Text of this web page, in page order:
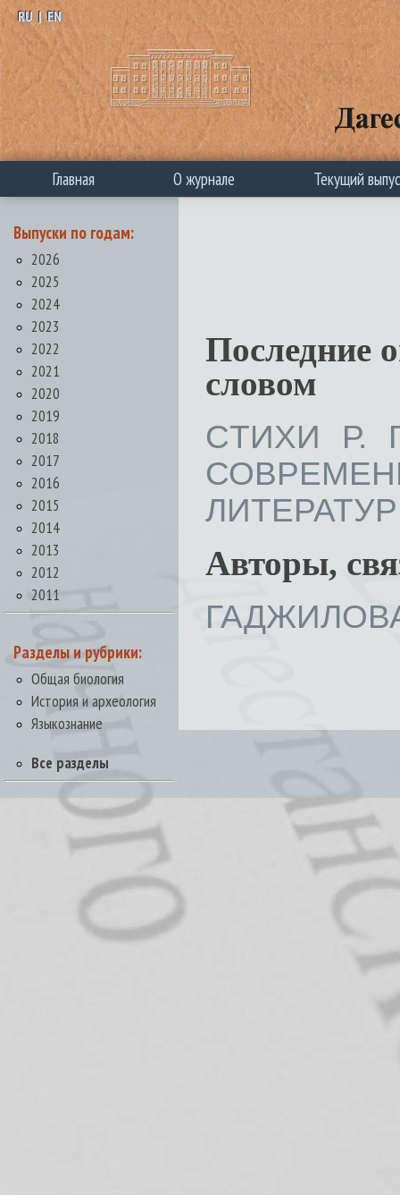
RU | EN
Главная О журнале Текущий
Выпуски по годам:
2026
2025
2024
2023
2022
2021
2020
2019
2018
2017
2016
2015
2014
2013
2012
2011
Разделы и рубрики:
Общая биология
История и археология
Языкознание
Все разделы
Последние
словом
CТИХИ Р.
Авторы,